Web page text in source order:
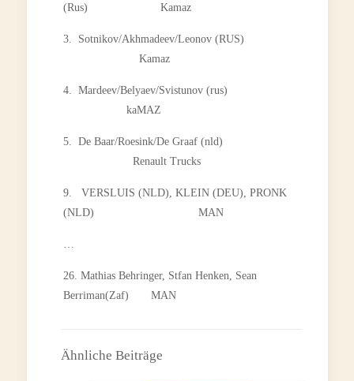
(Rus) Kamaz
3. Sotnikov/Akhmadeev/Leonov (RUS)
Kamaz
4. Mardeev/Belyaev/Svistunov (rus)
kaMAZ
5. De Baar/Roesink/De Graaf (nld)
Renault Trucks
9. VERSLUIS (NLD), KLEIN (DEU), PRONK
(NLD) MAN
…
26. Mathias Behringer, Stfan Henken, Sean
Berriman(Zaf) MAN
Ähnliche Beiträge